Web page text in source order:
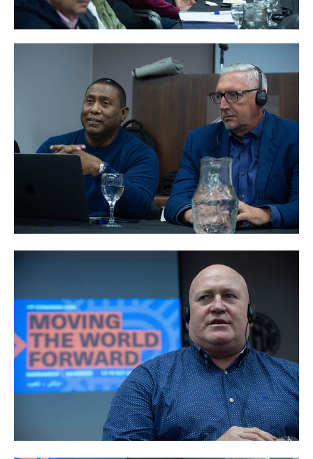
Prevención
Autorizaciones PMI
Requisitos fertilidad
Coseguros y Exenciones
Ambulancias programadas
Política de Privacidad
Afiliación
Formularios de afliación